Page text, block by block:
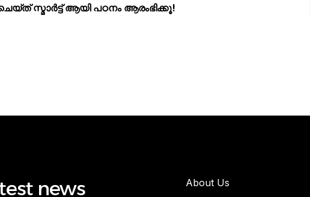
സ്മാർട്ട് ആയി പഠനം ആരംഭിക്കൂ!
news
About Us